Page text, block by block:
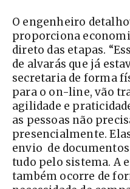
O engenheiro
proporciona
direto das etapas.
de alvarás que já
secretaria de forma
para o on-line, vão
agilidade e
as pessoas não
presencialmente.
envio de
tudo pelo sistema. A
também ocorre de